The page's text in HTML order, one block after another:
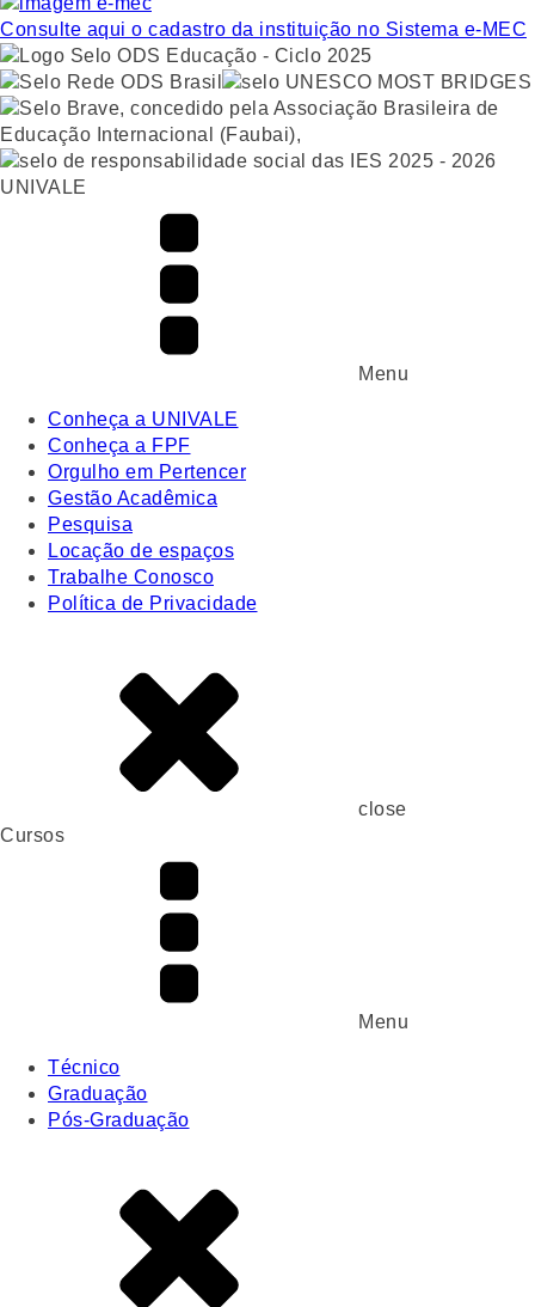
Consulte aqui o cadastro da instituição no Sistema e-MEC
UNIVALE
Menu
Conheça a UNIVALE
Conheça a FPF
Orgulho em Pertencer
Gestão Acadêmica
Pesquisa
Locação de espaços
Trabalhe Conosco
Política de Privacidade
close
Cursos
Menu
Técnico
Graduação
Pós-Graduação